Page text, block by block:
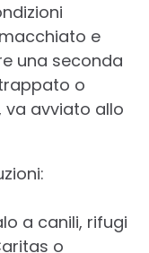
e
una seconda
o
avviato allo
a canili, rifugi
o